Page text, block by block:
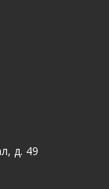
д. 49